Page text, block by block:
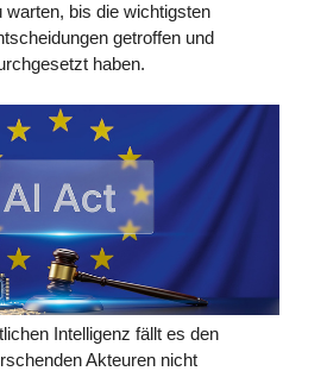
bis die wichtigsten
getroffen und
haben.
Intelligenz fällt es den
Akteuren nicht